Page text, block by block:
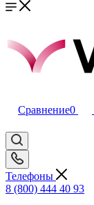
Сравнение0
Телефоны
8 (800) 444 40 93